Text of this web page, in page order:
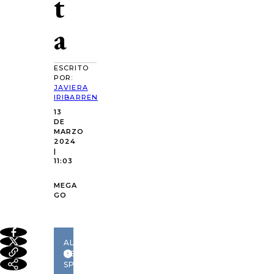
a
ESCRITO
POR:
JAVIERA
IRIBARREN
13
DE
MARZO
2024
|
11:03
MEGA
GO
ALERTA
DE
SPOILER